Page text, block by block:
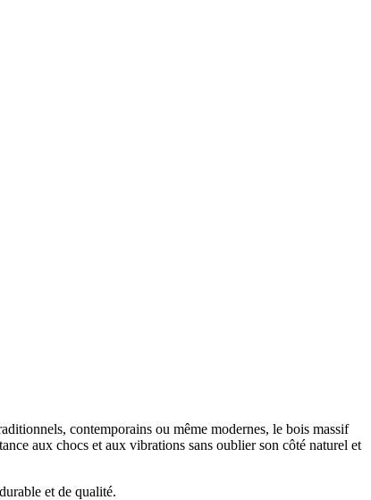
contemporains ou même modernes, le bois massif
aux chocs et aux vibrations sans oublier son côté naturel et
et de qualité.